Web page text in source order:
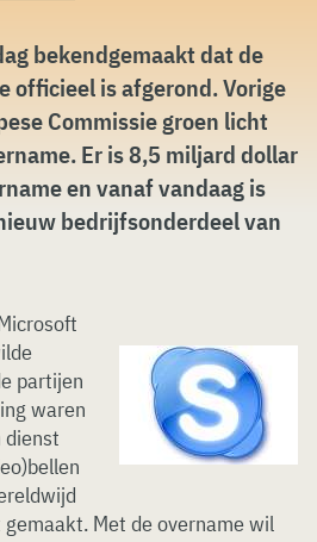
bekendgemaakt dat de
officieel is afgerond. Vorige
Commissie groen licht
Er is 8,5 miljard dollar
en vanaf vandaag is
bedrijfsonderdeel van
partijen
waren
dienst
Met de overname wil